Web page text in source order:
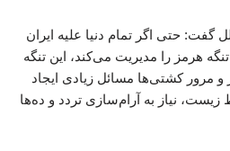
گفت: حتی اگر تمام دنیا علیه ایران
هرمز را مدیریت می‌کند، این تنگه
و مرور کشتی‌ها مسائل زیادی ایجاد
نیاز به آرام‌سازی تردد و ده‌ها